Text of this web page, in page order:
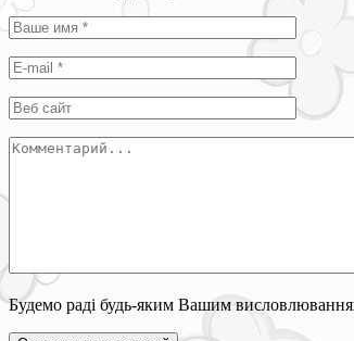
Будемо раді будь-яким Вашим